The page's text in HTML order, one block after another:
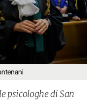
psicologhe di San